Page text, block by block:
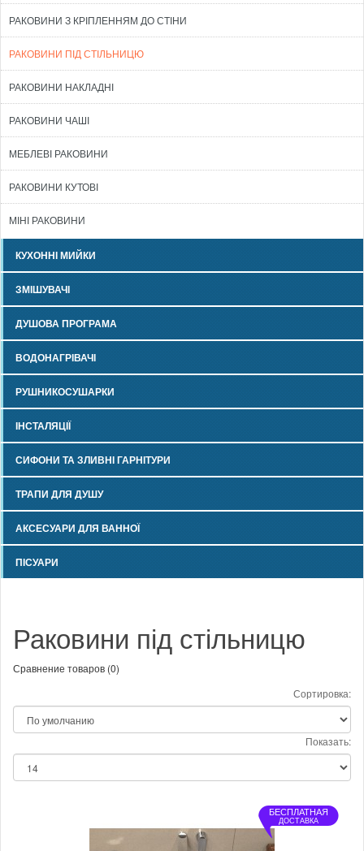
РАКОВИНИ З КРІПЛЕННЯМ ДО СТІНИ
РАКОВИНИ ПІД СТІЛЬНИЦЮ
РАКОВИНИ НАКЛАДНІ
РАКОВИНИ ЧАШІ
МЕБЛЕВІ РАКОВИНИ
РАКОВИНИ КУТОВІ
МІНІ РАКОВИНИ
КУХОННІ МИЙКИ
ЗМІШУВАЧІ
ДУШОВА ПРОГРАМА
ВОДОНАГРІВАЧІ
РУШНИКОСУШАРКИ
ІНСТАЛЯЦІЇ
СИФОНИ ТА ЗЛИВНІ ГАРНІТУРИ
ТРАПИ ДЛЯ ДУШУ
АКСЕСУАРИ ДЛЯ ВАННОЇ
ПІСУАРИ
Раковини під стільницю
Сравнение товаров (0)
Сортировка:
Показать:
БЕСПЛАТНАЯ
ДОСТАВКА